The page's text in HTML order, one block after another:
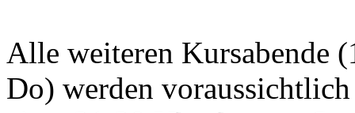
Alle weiteren Kursabende
Do) werden